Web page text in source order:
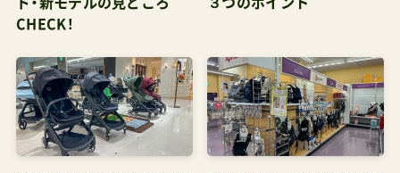
ド・新モデルの見どころ
CHECK！
３つのポイント